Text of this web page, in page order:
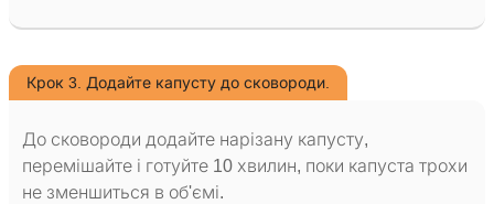
Крок 3. Додайте капусту до сковороди.
До сковороди додайте нарізану капусту,
перемішайте і готуйте 10 хвилин, поки капуста трохи
не зменшиться в об'ємі.